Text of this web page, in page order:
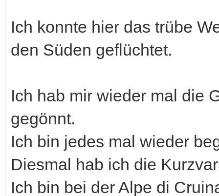
Ich konnte hier das trübe
den Süden geflüchtet.
Ich hab mir wieder mal die
gegönnt.
Ich bin jedes mal wieder
Diesmal hab ich die
Ich bin bei der Alpe di